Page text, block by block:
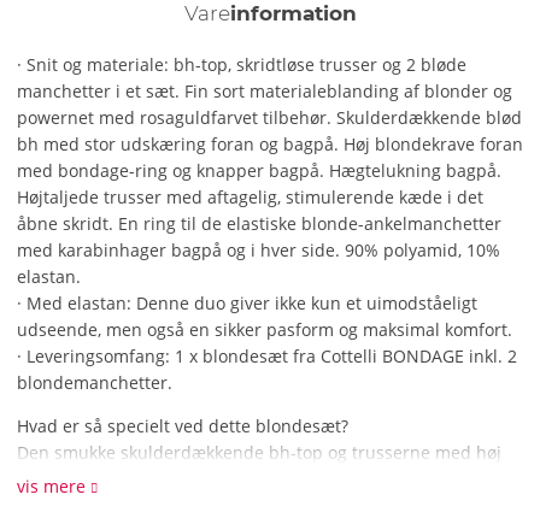
Vareinformation
· Snit og materiale: bh-top, skridtløse trusser og 2 bløde
manchetter i et sæt. Fin sort materialeblanding af blonder og
powernet med rosaguldfarvet tilbehør. Skulderdækkende blød
bh med stor udskæring foran og bagpå. Høj blondekrave foran
med bondage-ring og knapper bagpå. Hægtelukning bagpå.
Højtaljede trusser med aftagelig, stimulerende kæde i det
åbne skridt. En ring til de elastiske blonde-ankelmanchetter
med karabinhager bagpå og i hver side. 90% polyamid, 10%
elastan.
· Med elastan: Denne duo giver ikke kun et uimodståeligt
udseende, men også en sikker pasform og maksimal komfort.
· Leveringsomfang: 1 x blondesæt fra Cottelli BONDAGE inkl. 2
blondemanchetter.
Hvad er så specielt ved dette blondesæt?
Den smukke skulderdækkende bh-top og trusserne med høj
talje imponerer med deres sofistikerede styling og fine
vis mere